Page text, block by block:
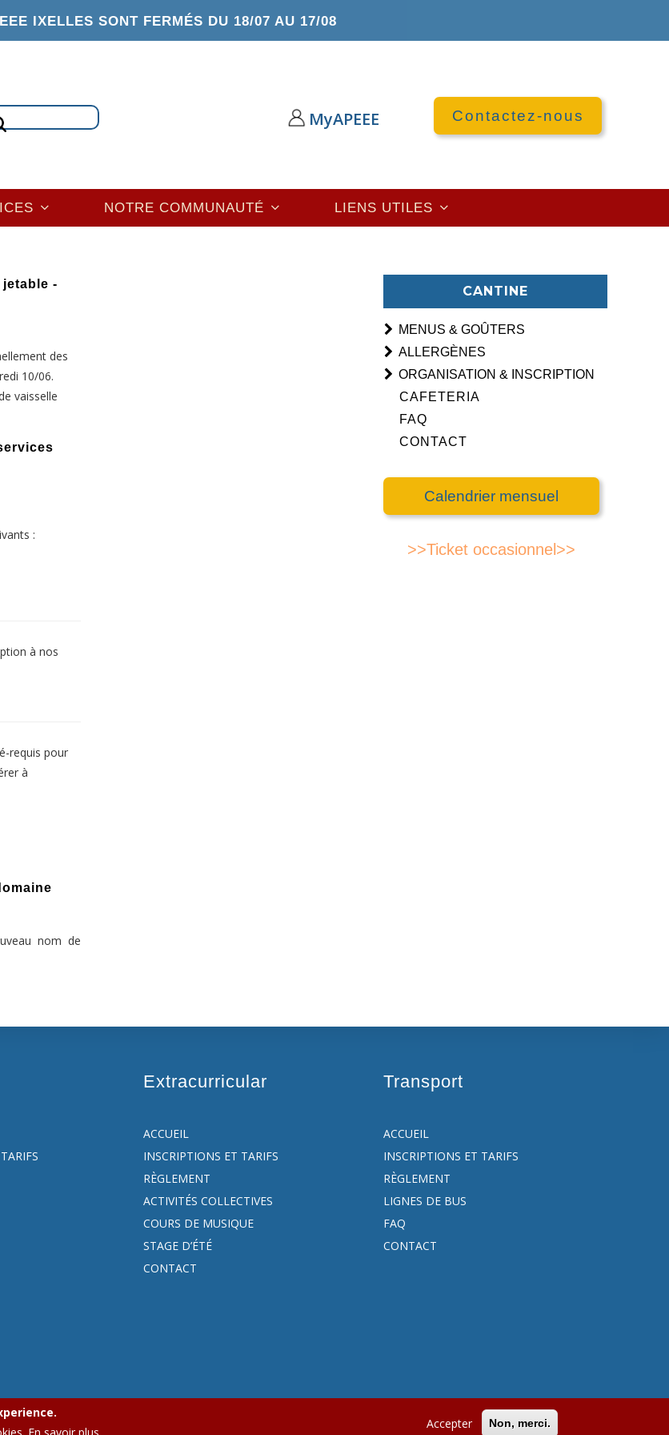
IXELLES SONT FERMÉS DU 18/07 AU 17/08
MyAPEEE Contactez-nous
NOTRE COMMUNAUTÉ LIENS UTILES
-
des
10/06.
vaisselle
:
à nos
requis pour
à
nom de
CANTINE
MENUS & GOÛTERS
ALLERGÈNES
ORGANISATION & INSCRIPTION
CAFETERIA
FAQ
CONTACT
Calendrier mensuel
>>Ticket occasionnel>>
Extracurricular
ACCUEIL
INSCRIPTIONS ET TARIFS
RÈGLEMENT
ACTIVITÉS COLLECTIVES
COURS DE MUSIQUE
STAGE D’ÉTÉ
CONTACT
Transport
ACCUEIL
INSCRIPTIONS ET TARIFS
RÈGLEMENT
LIGNES DE BUS
FAQ
CONTACT
Politique de confidentialité (GDPR) Accepter Non, merci.